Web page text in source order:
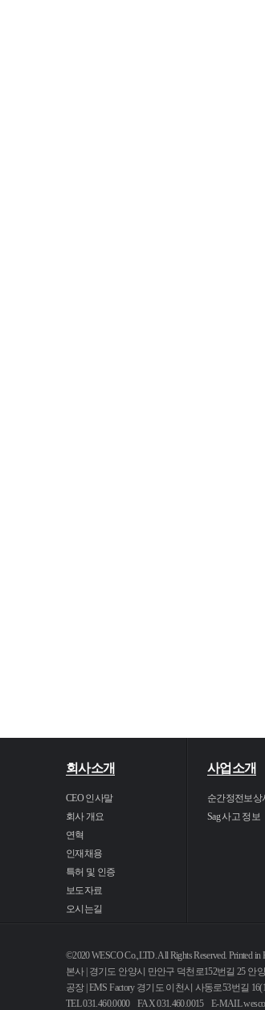
회사소개
CEO 인사말
회사 개요
연혁
인재채용
특허 및 인증
보도자료
오시는길
사업소개
순간정전보상
Sag 사고 정보
©2020 WESCO Co.,LTD. All Rights Reserved. Printed in
본사 | 경기도 안양시 만안구 덕천로152번길 25 안
공장 | EMS Factory 경기도 이천시 사동로53번길
TEL 031.460.0000 FAX 031.460.0015 E-MAIL